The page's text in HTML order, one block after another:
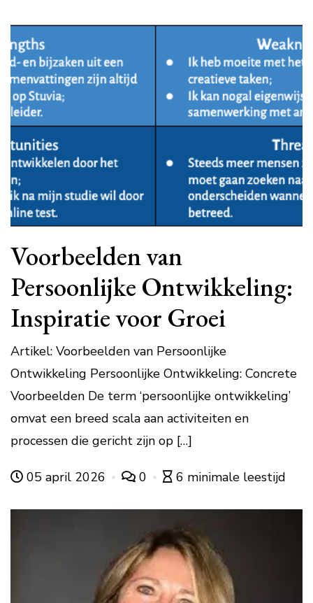
Voorbeelden van
Persoonlijke Ontwikkeling:
Inspiratie voor Groei
Artikel: Voorbeelden van Persoonlijke
Ontwikkeling Persoonlijke Ontwikkeling: Concrete
Voorbeelden De term ‘persoonlijke ontwikkeling’
omvat een breed scala aan activiteiten en
processen die gericht zijn op […]
05 april 2026 0 6 minimale leestijd